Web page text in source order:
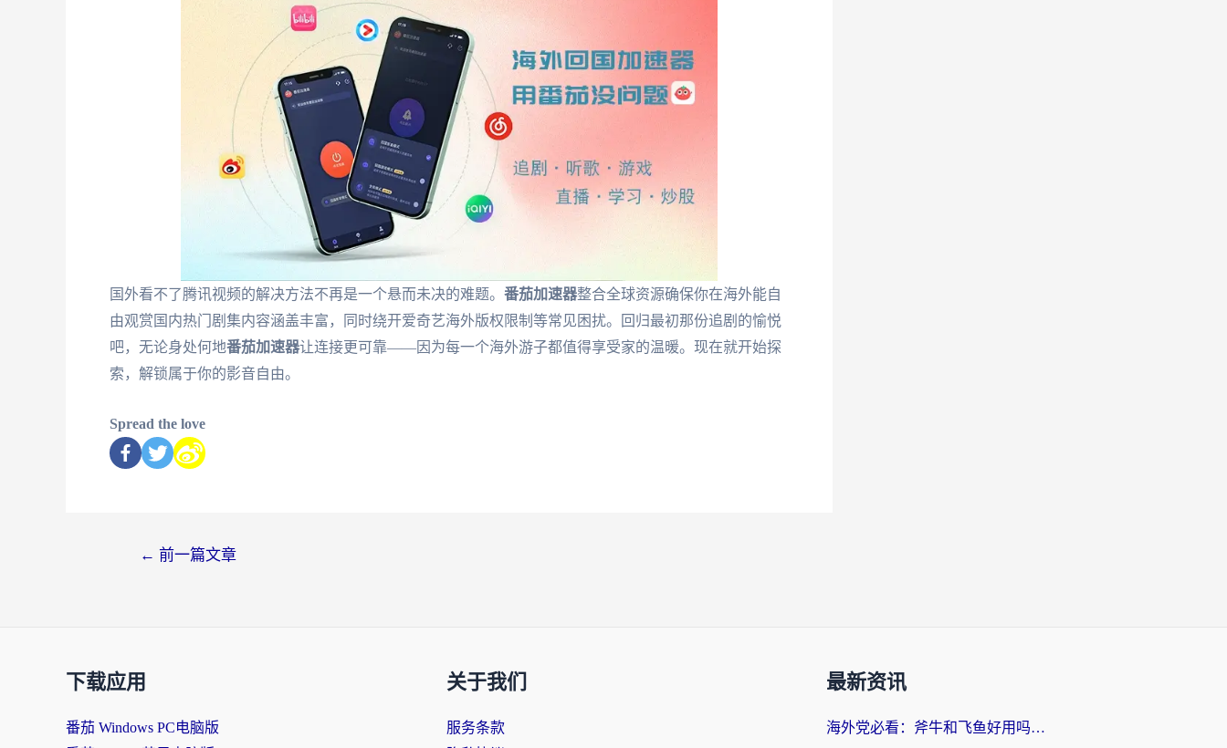
国外看不了腾讯视频的解决方法不再是一个悬而未决的难题。 番茄加速器整合全球资源确保你在海外能自
由观赏国内热门剧集内容涵盖丰富，同时绕开爱奇艺海外版权限制等常见困扰。回归最初那份追剧的愉悦
吧，无论身处何地番茄加速器让连接更可靠——因为每一个海外游子都值得享受家的温暖。现在就开始探
索，解锁属于你的影音自由。
Spread the love
← 前一篇文章
下载应用
番茄 Windows PC电脑版
关于我们
服务条款
最新资讯
海外党必看：斧牛和飞鱼好用吗？3步选对回国加速器，无缝刷剧玩国服